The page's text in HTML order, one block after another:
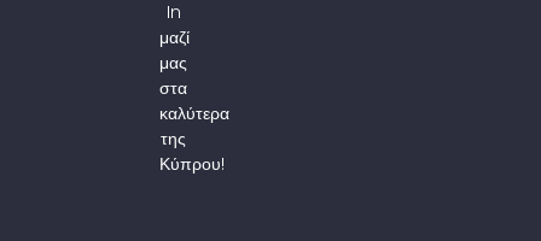
In
μαζί
μας
στα
καλύτερα
της
Κύπρου!